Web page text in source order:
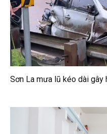
Sơn La mưa lũ kéo dài gây